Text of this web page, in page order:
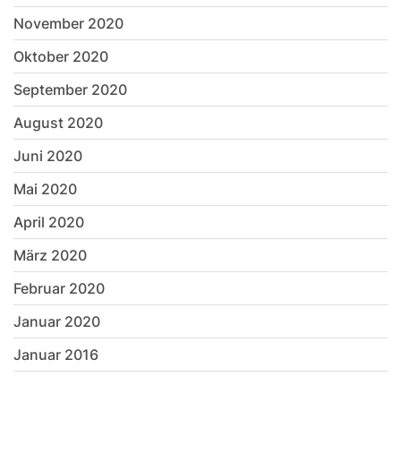
November 2020
Oktober 2020
September 2020
August 2020
Juni 2020
Mai 2020
April 2020
März 2020
Februar 2020
Januar 2020
Januar 2016